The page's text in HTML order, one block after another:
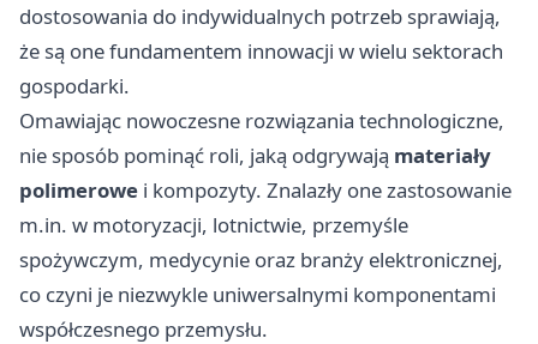
dostosowania do indywidualnych potrzeb sprawiają,
że są one fundamentem innowacji w wielu sektorach
gospodarki.
Omawiając nowoczesne rozwiązania technologiczne,
nie sposób pominąć roli, jaką odgrywają materiały
polimerowe i kompozyty. Znalazły one zastosowanie
m.in. w motoryzacji, lotnictwie, przemyśle
spożywczym, medycynie oraz branży elektronicznej,
co czyni je niezwykle uniwersalnymi komponentami
współczesnego przemysłu.